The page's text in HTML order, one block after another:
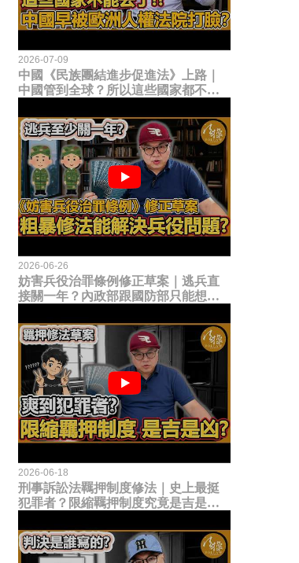
2026-07-09
中國《民族團結進步促進法》上路｜
中國管到全球？所以這些國家都不能
臉？
2026-06-26
妨害兵役治罪條例修正草案｜逃兵直
接關一年？內政部跟國防部只能想到
題？
2026-06-18
刑事訴訟法羈押制度修法｜史上最挺
犯罪者？限縮羈押制度究竟是吉是